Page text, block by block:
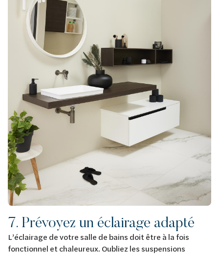
7. Prévoyez un éclairage adapté
L’éclairage de votre salle de bains doit être à la fois
fonctionnel et chaleureux. Oubliez les suspensions